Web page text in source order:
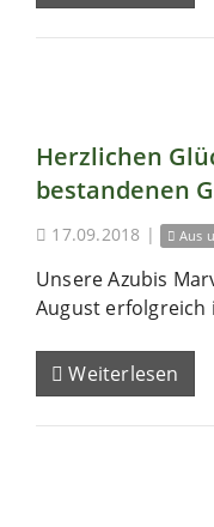
Herzlichen
bestandenen
17.09.2018 | Aus
Unsere Azubis
August erfolgreich
Weiterlesen